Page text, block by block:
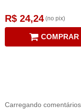
R$ 24,24 (no pix)
COMPRAR
Carregando comentários